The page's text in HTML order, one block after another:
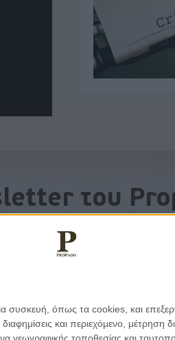
όπως τα cookies, και
και περιεχόμενο, μέτρηση
του
ανάλυση της ημέρας στο email